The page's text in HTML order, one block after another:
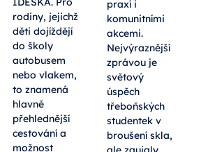
rodiny, jejichž
děti dojíždějí
do školy
autobusem
nebo vlakem,
to znamená
hlavně
přehlednější
cestování a
možnost
praxí i
komunitními
akcemi.
Nejvýraznější
zprávou je
světový
úspěch
třeboňských
studentek v
broušení skla,